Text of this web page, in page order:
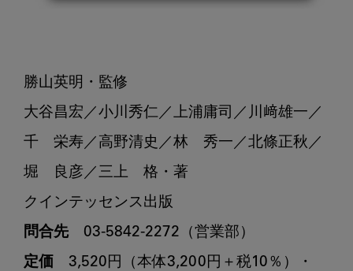
勝山英明・監修
大谷昌宏／小川秀仁／上浦庸司／川﨑雄一／
千　栄寿／高野清史／林　秀一／北條正秋／
堀　良彦／三上　格・著
問合先
定価 3,520円（本体3,200円＋税10％）・